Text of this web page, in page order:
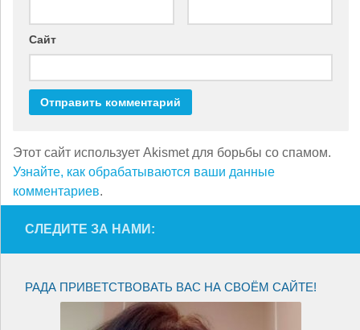
Сайт
Этот сайт использует Akismet для борьбы со спамом.
Узнайте, как обрабатываются ваши данные
комментариев.
СЛЕДИТЕ ЗА НАМИ:
РАДА ПРИВЕТСТВОВАТЬ ВАС НА СВОЁМ САЙТЕ!